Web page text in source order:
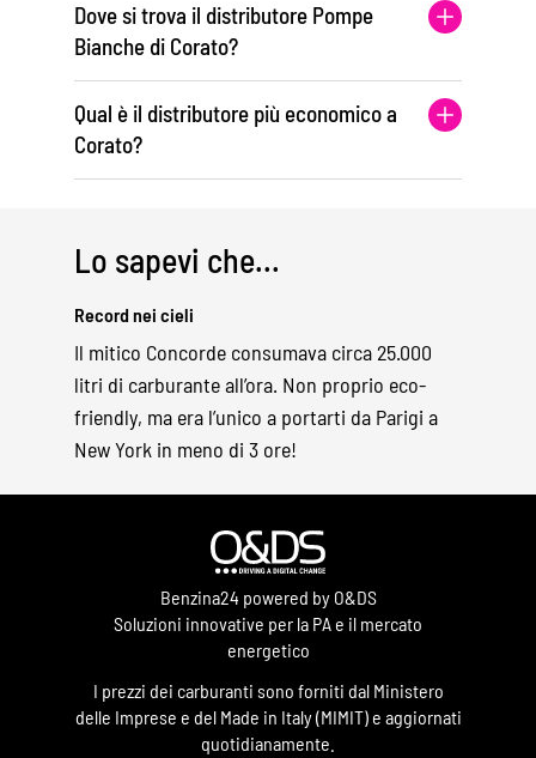
Dove si trova il distributore Pompe
Bianche di Corato?
Qual è il distributore più economico a
Corato?
Lo sapevi che...
Record nei cieli
Il mitico Concorde consumava circa 25.000
litri di carburante all’ora. Non proprio eco-
friendly, ma era l’unico a portarti da Parigi a
New York in meno di 3 ore!
Benzina24 powered by O&DS
Soluzioni innovative per la PA e il mercato
energetico
I prezzi dei carburanti sono forniti dal Ministero
delle Imprese e del Made in Italy (MIMIT) e aggiornati
quotidianamente.